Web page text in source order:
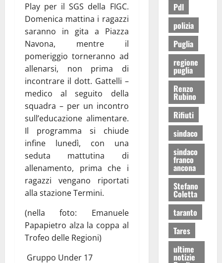
Play per il SGS della FIGC.
Domenica mattina i ragazzi
saranno in gita a Piazza
Navona, mentre il
pomeriggio torneranno ad
allenarsi, non prima di
incontrare il dott. Gattelli –
medico al seguito della
squadra – per un incontro
sull’educazione alimentare.
Il programma si chiude
infine lunedì, con una
seduta mattutina di
allenamento, prima che i
ragazzi vengano riportati
alla stazione Termini.
(nella foto: Emanuele
Papapietro alza la coppa al
Trofeo delle Regioni)
Gruppo Under 17
Pdl
polizia
Puglia
regione
puglia
Renzo
Rubino
Rifiuti
sindaco
sindaco
franco
ancona
Stefano
Coletta
taranto
Tares
ultime
notizie